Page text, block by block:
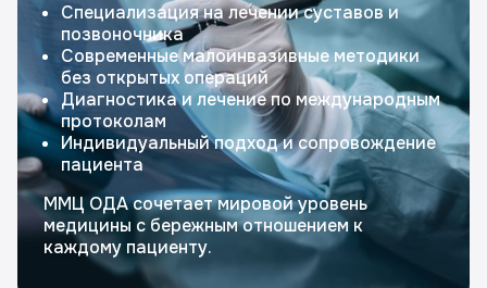
Специализация на лечении суставов и
позвоночника
Современные малоинвазивные методики
без открытых операций
Диагностика и лечение по международным
протоколам
Индивидуальный подход и сопровождение
пациента
ММЦ ОДА сочетает мировой уровень
медицины с бережным отношением к
каждому пациенту.